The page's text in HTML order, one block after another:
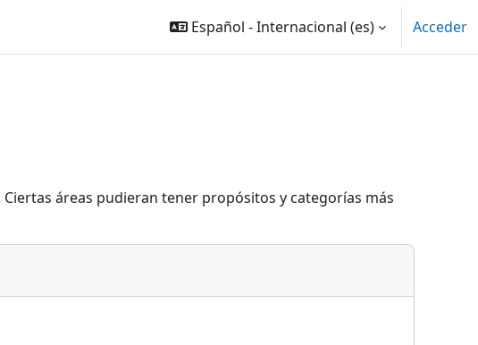
Español - Internacional ‎(es)‎ Acceder
áreas pudieran tener propósitos y categorías más